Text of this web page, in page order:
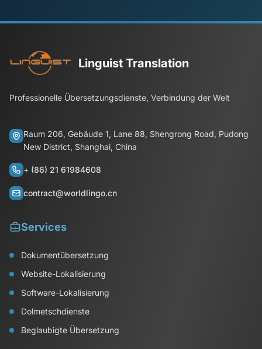
Linguist Translation
Professionelle Übersetzungsdienste, Verbindung der Welt
Raum 206, Gebäude 1, Lane 88, Shengrong Road, Pudong
New District, Shanghai, China
+ (86) 21 61984608
contract@worldlingo.cn
Services
Dokumentübersetzung
Website-Lokalisierung
Software-Lokalisierung
Dolmetschdienste
Beglaubigte Übersetzung